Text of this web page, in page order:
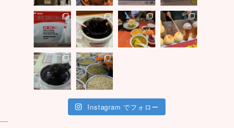
Instagram でフォロー